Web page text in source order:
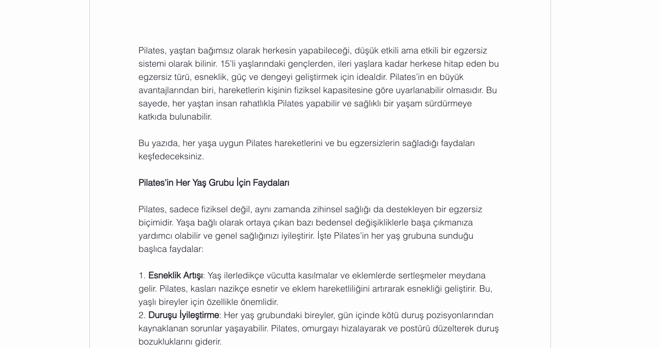
Pilates, yaştan bağımsız olarak herkesin yapabileceği, düşük etkili ama etkili bir egzersiz
sistemi olarak bilinir. 15’li yaşlarındaki gençlerden, ileri yaşlara kadar herkese hitap eden bu
egzersiz türü, esneklik, güç ve dengeyi geliştirmek için idealdir. Pilates’in en büyük
avantajlarından biri, hareketlerin kişinin fiziksel kapasitesine göre uyarlanabilir olmasıdır. Bu
sayede, her yaştan insan rahatlıkla Pilates yapabilir ve sağlıklı bir yaşam sürdürmeye
katkıda bulunabilir.
Bu yazıda, her yaşa uygun Pilates hareketlerini ve bu egzersizlerin sağladığı faydaları
keşfedeceksiniz.
Pilates’in Her Yaş Grubu İçin Faydaları
Pilates, sadece fiziksel değil, aynı zamanda zihinsel sağlığı da destekleyen bir egzersiz
biçimidir. Yaşa bağlı olarak ortaya çıkan bazı bedensel değişikliklerle başa çıkmanıza
yardımcı olabilir ve genel sağlığınızı iyileştirir. İşte Pilates’in her yaş grubuna sunduğu
başlıca faydalar:
1. Esneklik Artışı: Yaş ilerledikçe vücutta kasılmalar ve eklemlerde sertleşmeler meydana
gelir. Pilates, kasları nazikçe esnetir ve eklem hareketliliğini artırarak esnekliği geliştirir. Bu,
yaşlı bireyler için özellikle önemlidir.
2. Duruşu İyileştirme: Her yaş grubundaki bireyler, gün içinde kötü duruş pozisyonlarından
kaynaklanan sorunlar yaşayabilir. Pilates, omurgayı hizalayarak ve postürü düzelterek duruş
bozukluklarını giderir.